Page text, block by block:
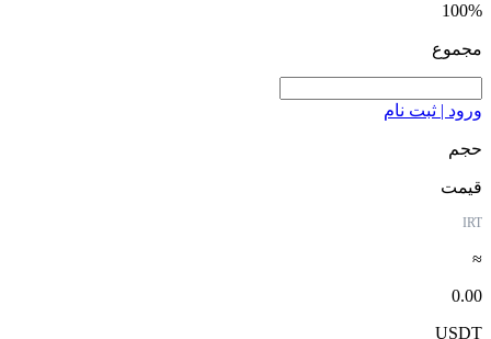
100%
مجموع
ورود | ثبت نام
حجم
قیمت
IRT
≈
0.00
USDT